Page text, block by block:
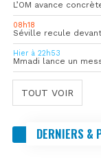
L’OM avance
08h18
Séville recule
Hier à 22h53
Mmadi lance un
TOUT VOIR
DERNIERS &